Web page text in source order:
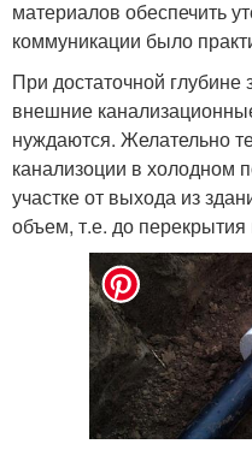
материалов обеспечить
коммуникации было
При достаточной
внешние
нуждаются. Желательно
канализоции в холодном
участке от выхода из
объем, т.е. до перекрытия